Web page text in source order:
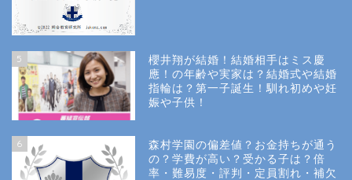
5
櫻井翔が結婚！結婚相手はミス慶
應！の年齢や実家は？結婚式や結婚
指輪は？第一子誕生！馴れ初めや妊
娠や子供！
6
森村学園の偏差値？お金持ちが通う
の？学費が高い？受かる子は？倍
率・難易度・評判・定員割れ・補欠